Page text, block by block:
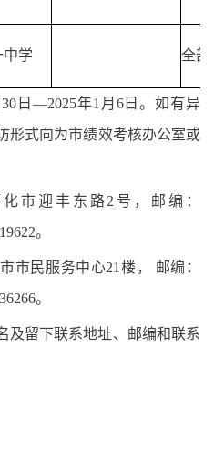
中学 全部
日—2025年1月6日。如有异
形式向为市绩效考核办公室或
市迎丰东路2号，邮编：
。
市民服务中心21楼， 邮编：
。
及留下联系地址、邮编和联系